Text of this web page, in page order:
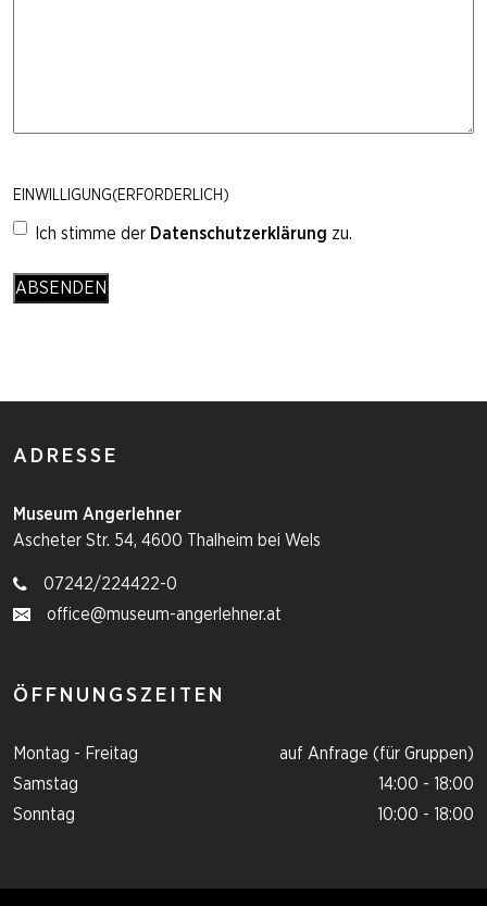
EINWILLIGUNG(ERFORDERLICH)
Ich stimme der Datenschutzerklärung zu.
ADRESSE
Museum Angerlehner
Ascheter Str. 54, 4600 Thalheim bei Wels
07242/224422-0
office@museum-angerlehner.at
ÖFFNUNGSZEITEN
Montag - Freitag
auf Anfrage (für Gruppen)
Samstag
14:00 - 18:00
Sonntag
10:00 - 18:00